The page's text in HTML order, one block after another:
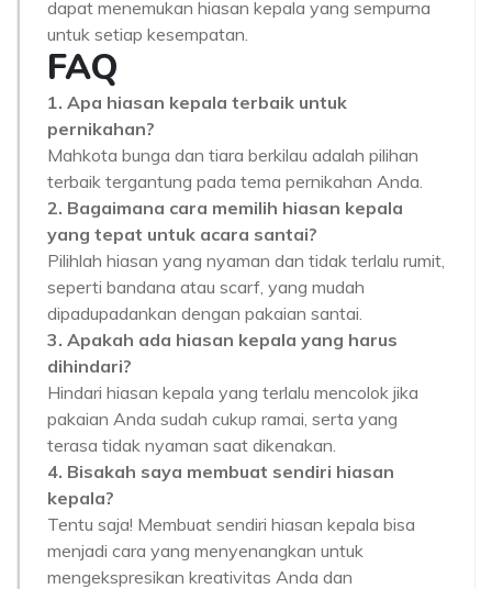
dapat menemukan hiasan kepala yang sempurna
untuk setiap kesempatan.
FAQ
1. Apa hiasan kepala terbaik untuk
pernikahan?
Mahkota bunga dan tiara berkilau adalah pilihan
terbaik tergantung pada tema pernikahan Anda.
2. Bagaimana cara memilih hiasan kepala
yang tepat untuk acara santai?
Pilihlah hiasan yang nyaman dan tidak terlalu rumit,
seperti bandana atau scarf, yang mudah
dipadupadankan dengan pakaian santai.
3. Apakah ada hiasan kepala yang harus
dihindari?
Hindari hiasan kepala yang terlalu mencolok jika
pakaian Anda sudah cukup ramai, serta yang
terasa tidak nyaman saat dikenakan.
4. Bisakah saya membuat sendiri hiasan
kepala?
Tentu saja! Membuat sendiri hiasan kepala bisa
menjadi cara yang menyenangkan untuk
mengekspresikan kreativitas Anda dan